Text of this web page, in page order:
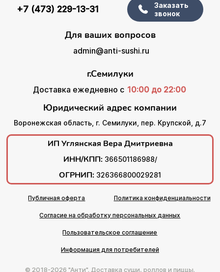
+7 (473) 229-13-31
Заказать
звонок
Для ваших вопросов
admin@anti-sushi.ru
г.Семилуки
Доставка ежедневно с 10:00 до 22:00
Юридический адрес компании
Воронежская область, г. Семилуки, пер. Крупской, д.7
ИП Углянская Вера Дмитриевна
ИНН/КПП: 366501186988/
ОГРНИП: 326366800029281
Публичная оферта Политика конфиденциальности
Согласие на обработку персональных данных
Пользовательское соглашение
Информация для потребителей
© 2018-2026 "Анти". Доставка суши, роллов и пиццы.